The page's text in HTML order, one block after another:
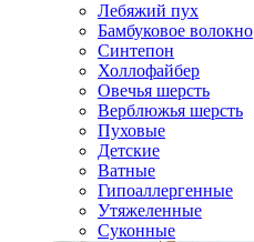
Лебяжий пух
Бамбуковое волокно
Синтепон
Холлофайбер
Овечья шерсть
Верблюжья шерсть
Пуховые
Детские
Ватные
Гипоаллергенные
Утяжеленные
Суконные